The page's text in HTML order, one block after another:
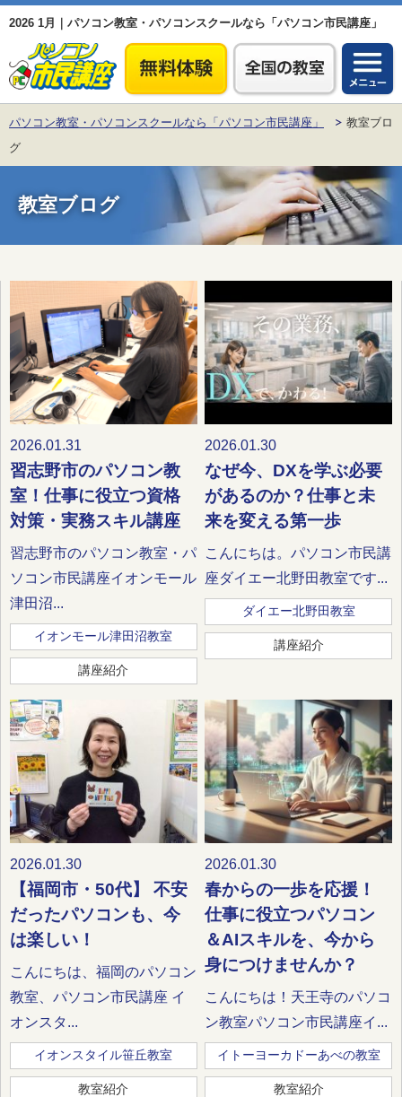
2026 1月｜パソコン教室・パソコンスクールなら「パソコン市民講座」
パソコン教室・パソコンスクールなら「パソコン市民講座」
教室ブロ
グ
教室ブログ
2026.01.31
習志野市のパソコン教
室！仕事に役立つ資格
対策・実務スキル講座
習志野市のパソコン教室・パ
ソコン市民講座イオンモール
津田沼...
イオンモール津田沼教室
講座紹介
2026.01.30
なぜ今、DXを学ぶ必要
があるのか？仕事と未
来を変える第一歩
こんにちは。パソコン市民講
座ダイエー北野田教室です...
ダイエー北野田教室
講座紹介
2026.01.30
【福岡市・50代】 不安
だったパソコンも、今
は楽しい！
こんにちは、福岡のパソコン
教室、パソコン市民講座 イ
オンスタ...
イオンスタイル笹丘教室
教室紹介
2026.01.30
春からの一歩を応援！
仕事に役立つパソコン
＆AIスキルを、今から
身につけませんか？
こんにちは！天王寺のパソコ
ン教室パソコン市民講座イ...
イトーヨーカドーあべの教室
教室紹介